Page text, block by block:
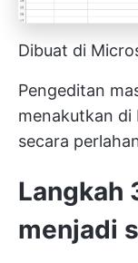
Dibuat di
Pengeditan
menakutkan di
secara
Langkah
menjadi